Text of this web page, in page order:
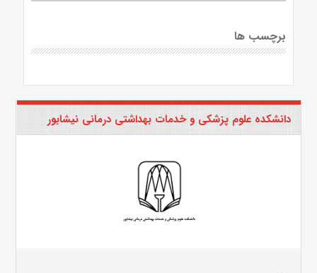
برچسب ها
دانشکده علوم پزشکی و خدمات بهداشتی درمانی نیشابور